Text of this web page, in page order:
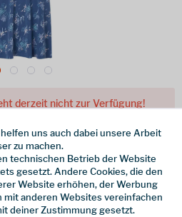
derzeit nicht zur Verfügung!
uns auch dabei unsere Arbeit
zu machen.
technischen Betrieb der Website
gesetzt. Andere Cookies, die den
Website erhöhen, der Werbung
anderen Websites vereinfachen
deiner Zustimmung gesetzt.